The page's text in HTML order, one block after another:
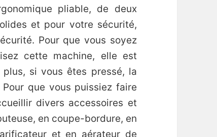
pliable, de deux
et pour votre sécurité,
Pour que vous soyez
cette machine, elle est
si vous êtes pressé, la
que vous puissiez faire
divers accessoires et
en coupe-bordure, en
et en aérateur de